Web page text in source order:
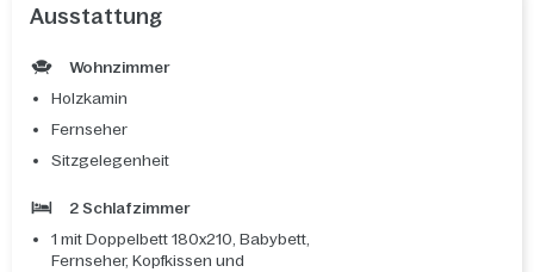
Ausstattung
Wohnzimmer
Holzkamin
Fernseher
Sitzgelegenheit
2 Schlafzimmer
1 mit Doppelbett 180x210, Babybett,
Fernseher, Kopfkissen und